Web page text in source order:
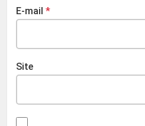
E-mail *
Site